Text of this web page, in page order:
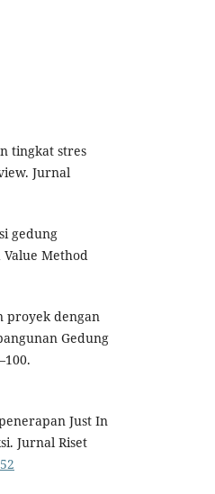
tingkat stres
Jurnal
gedung
Method
proyek dengan
Gedung
Just In
Jurnal Riset